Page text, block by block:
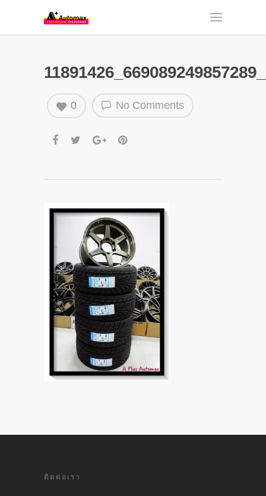
No Comments
0
ติดต่อเรา